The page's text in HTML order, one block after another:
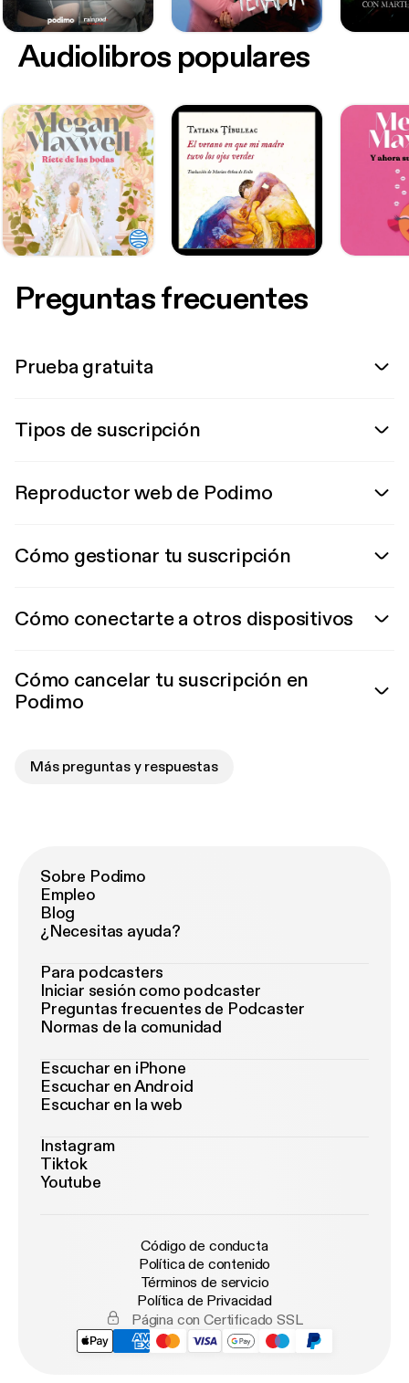
Audiolibros populares
Preguntas frecuentes
Prueba gratuita
Tipos de suscripción
Reproductor web de Podimo
Cómo gestionar tu suscripción
Cómo conectarte a otros dispositivos
Cómo cancelar tu suscripción en
Podimo
Más preguntas y respuestas
Sobre Podimo
Empleo
Blog
¿Necesitas ayuda?
Para podcasters
Iniciar sesión como podcaster
Preguntas frecuentes de Podcaster
Normas de la comunidad
Escuchar en iPhone
Escuchar en Android
Escuchar en la web
Instagram
Tiktok
Youtube
Código de conducta
Política de contenido
Términos de servicio
Política de Privacidad
Página con Certificado SSL